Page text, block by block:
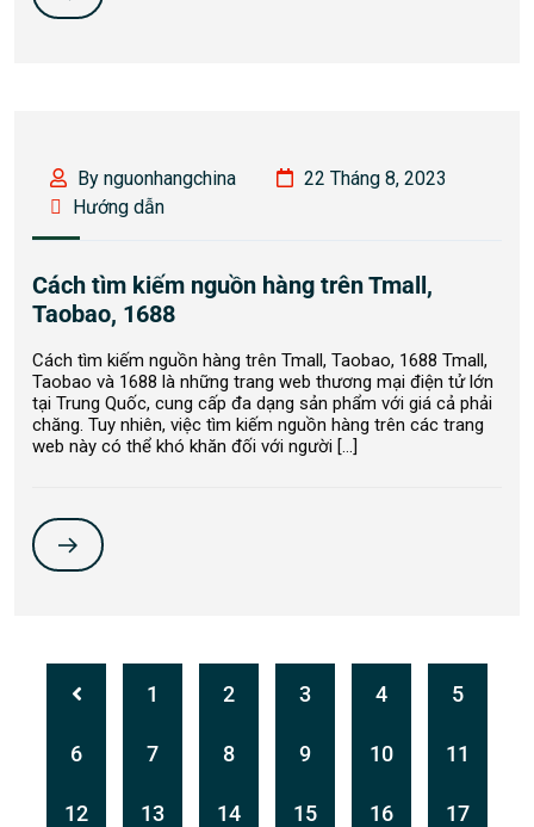
By nguonhangchina
22 Tháng 8, 2023
Hướng dẫn
Cách tìm kiếm nguồn hàng trên Tmall,
Taobao, 1688
Cách tìm kiếm nguồn hàng trên Tmall, Taobao, 1688 Tmall,
Taobao và 1688 là những trang web thương mại điện tử lớn
tại Trung Quốc, cung cấp đa dạng sản phẩm với giá cả phải
chăng. Tuy nhiên, việc tìm kiếm nguồn hàng trên các trang
web này có thể khó khăn đối với người […]
1 2 3 4 5
6 7 8 9 10 11
12 13 14 15 16 17